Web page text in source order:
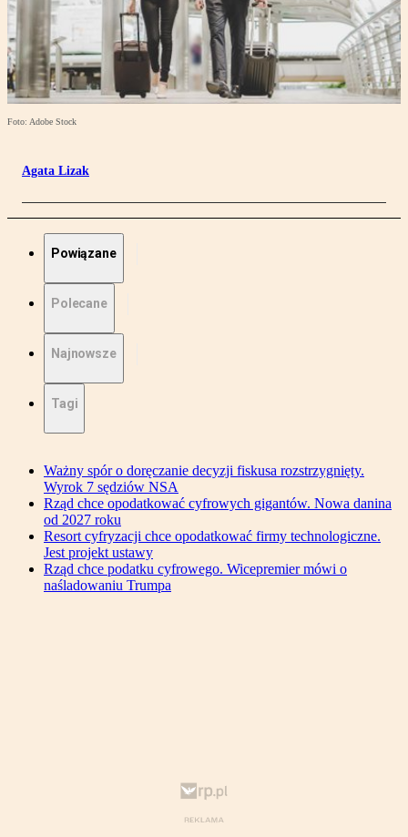
Foto: Adobe Stock
Agata Lizak
Powiązane
Polecane
Najnowsze
Tagi
Ważny spór o doręczanie decyzji fiskusa rozstrzygnięty.
Wyrok 7 sędziów NSA
Rząd chce opodatkować cyfrowych gigantów. Nowa danina
od 2027 roku
Resort cyfryzacji chce opodatkować firmy technologiczne.
Jest projekt ustawy
Rząd chce podatku cyfrowego. Wicepremier mówi o
naśladowaniu Trumpa